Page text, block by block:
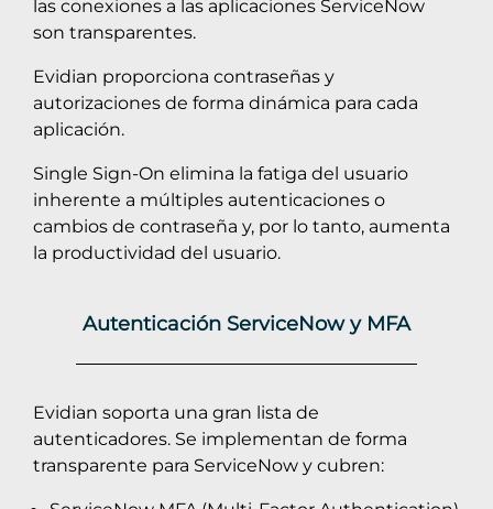
las conexiones a las aplicaciones ServiceNow
son transparentes.
Evidian proporciona contraseñas y
autorizaciones de forma dinámica para cada
aplicación.
Single Sign-On elimina la fatiga del usuario
inherente a múltiples autenticaciones o
cambios de contraseña y, por lo tanto, aumenta
la productividad del usuario.
Autenticación ServiceNow y MFA
Evidian soporta una gran lista de
autenticadores. Se implementan de forma
transparente para ServiceNow y cubren: